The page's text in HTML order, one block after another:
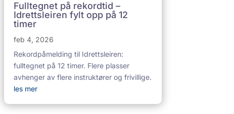
Fulltegnet på rekordtid –
Idrettsleiren fylt opp på 12
timer
feb 4, 2026
Rekordpåmelding til Idrettsleiren:
fulltegnet på 12 timer. Flere plasser
avhenger av flere instruktører og frivillige.
les mer